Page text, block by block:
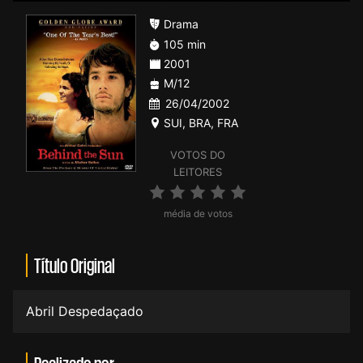
VOTOS DO
LEITORES
média de votos
Drama
105 min
2001
M/12
26/04/2002
SUI, BRA, FRA
Título Original
Abril Despedaçado